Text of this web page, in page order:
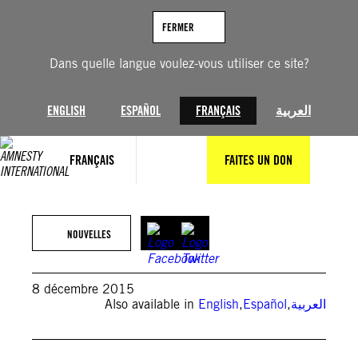
Dans quelle langue voulez-vous utiliser ce site?
ENGLISH ESPAÑOL FRANÇAIS العربية
FERMER
FRANÇAIS FAITES UN DON
NOUVELLES
8 décembre 2015
Also available in English,Español,العربية